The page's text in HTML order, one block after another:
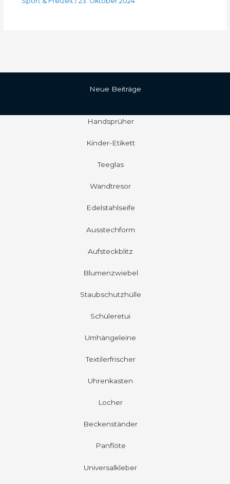
Neue Beiträge
Handsprüher
Kinder-Etikett
Teeglas
Wandtresor
Edelstahlseife
Ausstechform
Aufsteckblitz
Blumenzwiebel
Staubschutzhülle
Schüleretui
Umhängeleine
Textilerfrischer
Uhrenkasten
Locher
Beckenständer
Panflöte
Universalkleber